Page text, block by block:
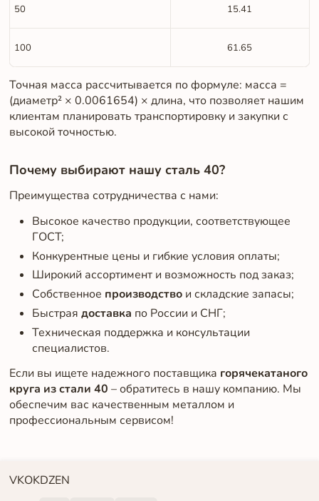
50 15.41
100 61.65
Точная масса рассчитывается по формуле: масса =
(диаметр² × 0.0061654) × длина, что позволяет нашим
клиентам планировать транспортировку и закупки с
высокой точностью.
Почему выбирают нашу сталь 40?
Преимущества сотрудничества с нами:
Высокое качество продукции, соответствующее
ГОСТ;
Конкурентные цены и гибкие условия оплаты;
Широкий ассортимент и возможность под заказ;
Собственное производствои складские запасы;
Быстрая доставка по России и СНГ;
Техническая поддержка и консультации
специалистов.
Если вы ищете надежного поставщика горячекатаного
круга из стали 40 – обратитесь в нашу компанию. Мы
обеспечим вас качественным металлом и
профессиональным сервисом!
VKOKDZEN